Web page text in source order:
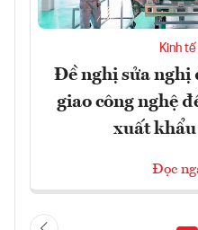
Kinh
Đề nghị sửa nghị
giao công nghệ
xuất
Đọc